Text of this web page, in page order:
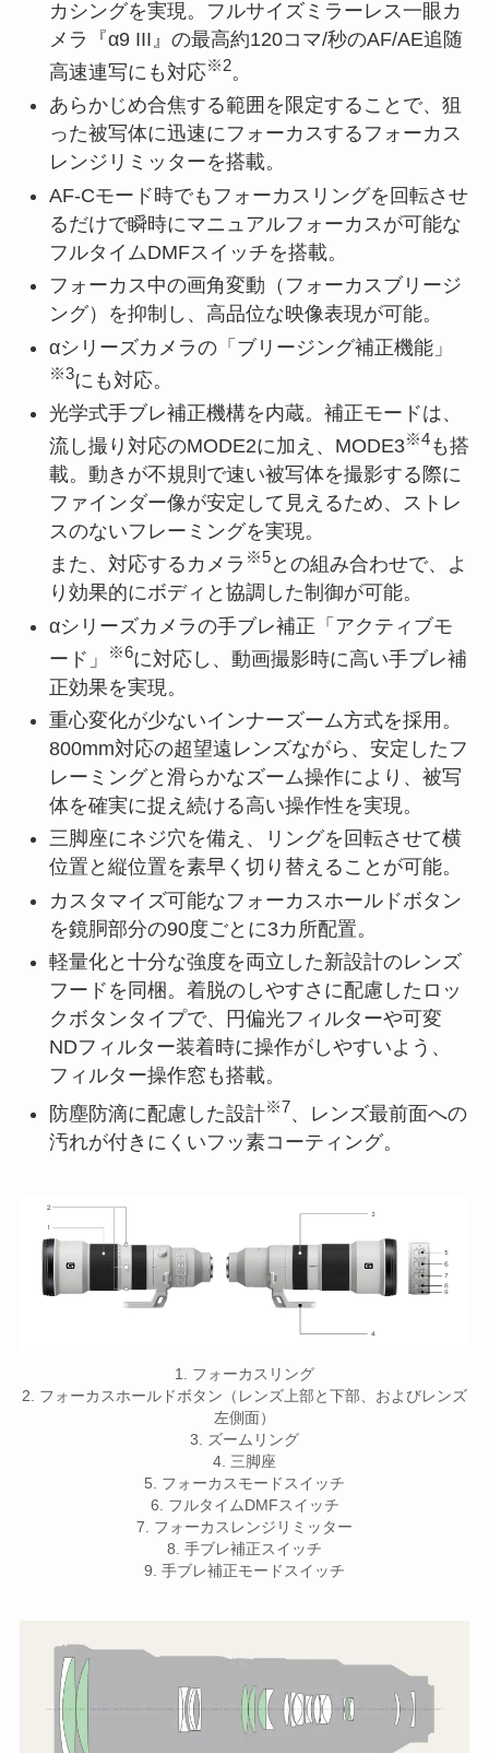
カシングを実現。フルサイズミラーレス一眼カ
メラ『α9 III』の最高約120コマ/秒のAF/AE追随
高速連写にも対応※2。
あらかじめ合焦する範囲を限定することで、狙
った被写体に迅速にフォーカスするフォーカス
レンジリミッターを搭載。
AF-Cモード時でもフォーカスリングを回転させ
るだけで瞬時にマニュアルフォーカスが可能な
フルタイムDMFスイッチを搭載。
フォーカス中の画角変動（フォーカスブリージ
ング）を抑制し、高品位な映像表現が可能。
αシリーズカメラの「ブリージング補正機能」
※3にも対応。
光学式手ブレ補正機構を内蔵。補正モードは、
流し撮り対応のMODE2に加え、MODE3※4も搭
載。動きが不規則で速い被写体を撮影する際に
ファインダー像が安定して見えるため、ストレ
スのないフレーミングを実現。
また、対応するカメラ ※5との組み合わせで、よ
り効果的にボディと協調した制御が可能。
αシリーズカメラの手ブレ補正「アクティブモ
ード」
※6に対応し、動画撮影時に高い手ブレ補
正効果を実現。
重心変化が少ないインナーズーム方式を採用。
800mm対応の超望遠レンズながら、安定したフ
レーミングと滑らかなズーム操作により、被写
体を確実に捉え続ける高い操作性を実現。
三脚座にネジ穴を備え、リングを回転させて横
位置と縦位置を素早く切り替えることが可能。
カスタマイズ可能なフォーカスホールドボタン
を鏡胴部分の90度ごとに3カ所配置。
軽量化と十分な強度を両立した新設計のレンズ
フードを同梱。着脱のしやすさに配慮したロッ
クボタンタイプで、円偏光フィルターや可変
NDフィルター装着時に操作がしやすいよう、
フィルター操作窓も搭載。
防塵防滴に配慮した設計※7、レンズ最前面への
汚れが付きにくいフッ素コーティング。
1. フォーカスリング
2. フォーカスホールドボタン（レンズ上部と下部、およびレンズ
左側面）
3. ズームリング
4. 三脚座
5. フォーカスモードスイッチ
6. フルタイムDMFスイッチ
7. フォーカスレンジリミッター
8. 手ブレ補正スイッチ
9. 手ブレ補正モードスイッチ